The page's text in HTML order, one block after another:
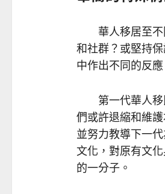
華人移居至不
和社群？或堅持
中作出不同的反應
第一代華人移
們或許退縮和維
並努力教導下一
文化，對原有文
的一分子。